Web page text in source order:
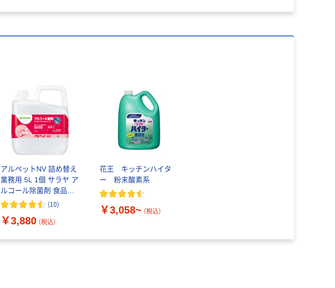
アルペットNV 詰め替え
業務用 5L 1個 サラヤ ア
ルコール除菌剤 食品添
加物 弱酸性 厨房用 ウイ
(10)
￥3,880 （税込）
花王 キッチンハイタ
ー 粉末酸素系
￥3,058~ （税込）